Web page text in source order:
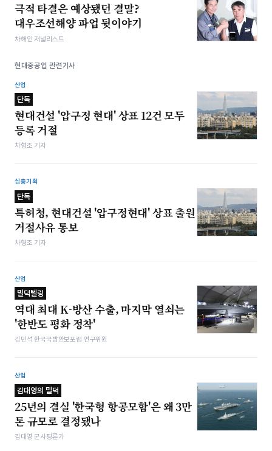
극적 타결은 예상됐던 결말?
대우조선해양 파업 뒷이야기
차해인 저널리스트
현대중공업 관련기사
산업
단독
현대건설 '압구정 현대' 상표 12건 모두
등록 거절
차형조 기자
심층기획
단독
특허청, 현대건설 '압구정현대' 상표 출원
거절사유 통보
차형조 기자
산업
밀덕텔링
역대 최대 K-방산 수출, 마지막 열쇠는
'한반도 평화 정착'
김민석 한국국방안보포럼 연구위원
산업
김대영의 밀덕
25년의 결실 '한국형 항공모함'은 왜 3만
톤 규모로 결정됐나
김대영 군사평론가